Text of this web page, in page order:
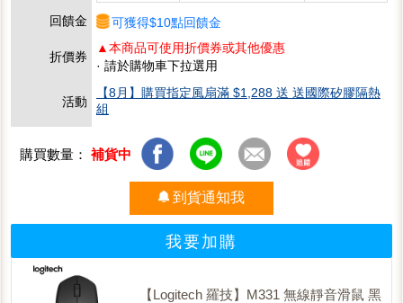
回饋金 可獲得$10點回饋金
折價券
▲本商品可使用折價券或其他優惠
· 請於購物車下拉選用
活動
【8月】購買指定風扇滿 $1,288 送 送國際矽膠隔熱
組
購買數量： 補貨中
到貨通知我
我要加購
【Logitech 羅技】M331 無線靜音滑鼠 黑